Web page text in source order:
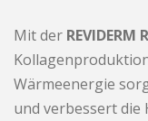
Mit der
Wärmeenergie
und verbessert die